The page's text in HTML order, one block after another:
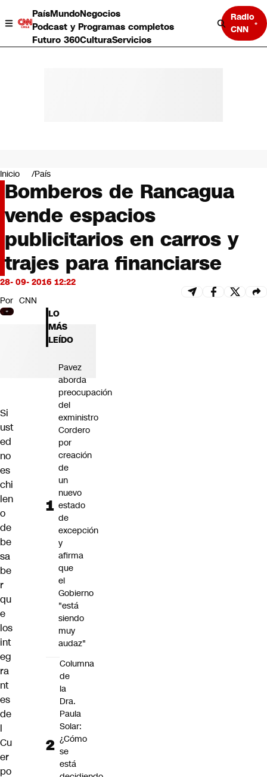
PaísMundoNegocios
Podcast y Programas completos
Futuro 360CulturaServicios
Radio
CNN
Negocios
Deportes
Programas completos
Cultura
Servicios
Bits
CNN tiempo
Futuro 360
Inicio País
Bomberos de Rancagua
vende espacios
publicitarios en carros y
trajes para financiarse
28- 09- 2016 12:22
Por CNN
Si
ust
ed
no
es
chi
len
o
de
be
sa
be
r
qu
e
los
int
eg
ra
nt
es
de
l
Cu
er
po
LO
MÁS
LEÍDO
Pavez
aborda
preocupación
del
exministro
Cordero
por
creación
de
un
nuevo
estado
de
excepción
y
afirma
que
el
Gobierno
"está
siendo
muy
audaz"
Columna
de
la
Dra.
Paula
Solar:
¿Cómo
se
está